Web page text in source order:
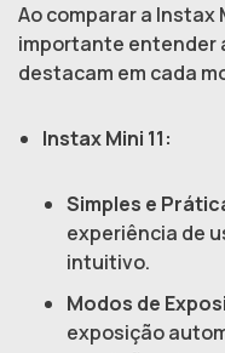
Ao comparar a Instax
importante entender
destacam em cada
Instax Mini 11:
Simples e
experiência de
intuitivo.
Modos de
exposição